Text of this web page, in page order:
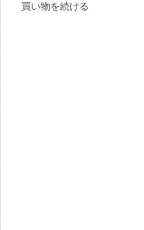
買い物を続ける